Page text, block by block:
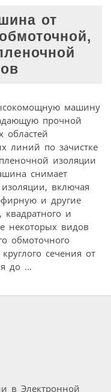
от
машину
прочной
областей
линий по зачистке
изоляции
снимает
включая
и другие
и
некоторых видов
обмоточного
сечения от
до ...
в Электронной